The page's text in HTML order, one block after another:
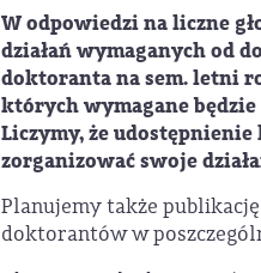
W odpowiedzi na liczne
działań wymaganych od
doktorantana sem. letni
których wymagane
Liczymy, że
zorganizować swoje
Planujemy także
doktorantów w